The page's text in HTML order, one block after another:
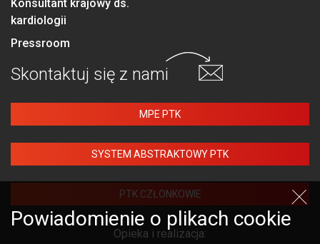
Konsultant krajowy ds.
kardiologii
Pressroom
Skontaktuj się z nami
MPE PTK
SYSTEM ABSTRAKTOWY PTK
PTK CZŁONKOWIE
Opieka i realizacja:
Powiadomienie o plikach cookie